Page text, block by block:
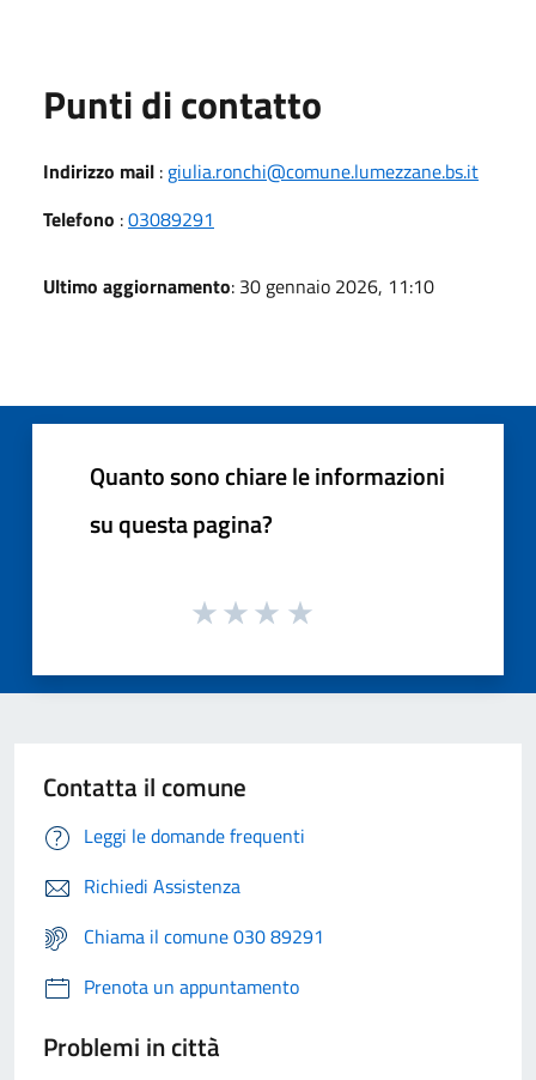
Punti di contatto
Indirizzo mail : giulia.ronchi@comune.lumezzane.bs.it
Telefono :03089291
Ultimo aggiornamento: 30 gennaio 2026, 11:10
Quanto sono chiare le informazioni
su questa pagina?
Contatta il comune
Leggi le domande frequenti
Richiedi Assistenza
Chiama il comune 030 89291
Prenota un appuntamento
Problemi in città